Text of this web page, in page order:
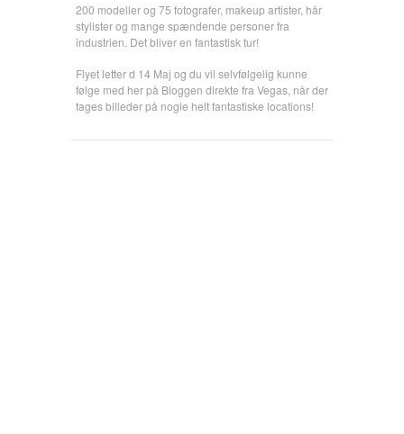
200 modeller og 75 fotografer, makeup artister, hår
stylister og mange spændende personer fra
industrien. Det bliver en fantastisk tur!
Flyet letter d 14 Maj og du vil selvfølgelig kunne
følge med her på Bloggen direkte fra Vegas, når der
tages billeder på nogle helt fantastiske locations!